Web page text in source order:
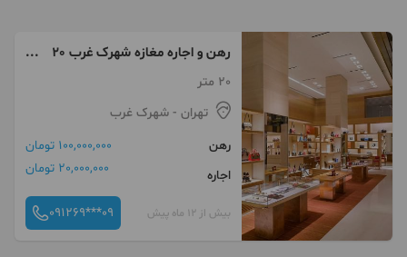
رهن و اجاره مغازه شهرک غرب 20
متر پاساژ ایران زمین20 متر
تهران - شهرک غرب
رهن
100,000,000 تومان
اجاره
20,000,000 تومان
بیش از 12 ماه پیش 091269***09